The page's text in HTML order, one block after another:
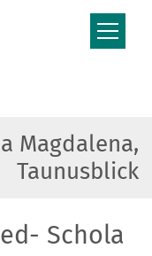
Magdalena,
Taunusblick
Schola